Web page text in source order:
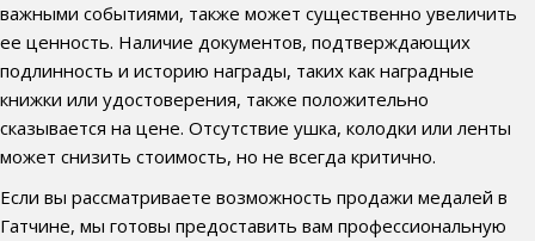
важными событиями, также может существенно увеличить
ее ценность. Наличие документов, подтверждающих
подлинность и историю награды, таких как наградные
книжки или удостоверения, также положительно
сказывается на цене. Отсутствие ушка, колодки или ленты
может снизить стоимость, но не всегда критично.
Если вы рассматриваете возможность продажи медалей в
Гатчине, мы готовы предоставить вам профессиональную